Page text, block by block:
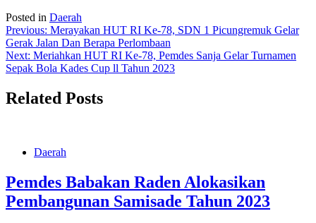
Posted in Daerah
Post
navigation
Previous: Merayakan HUT RI Ke-78, SDN 1 Picungremuk Gelar
Gerak Jalan Dan Berapa Perlombaan
Next: Meriahkan HUT RI Ke-78, Pemdes Sanja Gelar Turnamen
Sepak Bola Kades Cup ll Tahun 2023
Related Posts
Daerah
Pemdes Babakan Raden Alokasikan
Pembangunan Samisade Tahun 2023